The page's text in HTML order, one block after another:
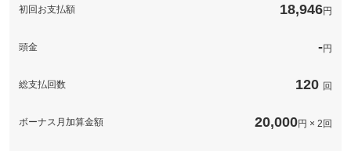
初回お支払額 18,946円
頭金 -円
総支払回数 120 回
ボーナス月加算金額 20,000円 × 2回